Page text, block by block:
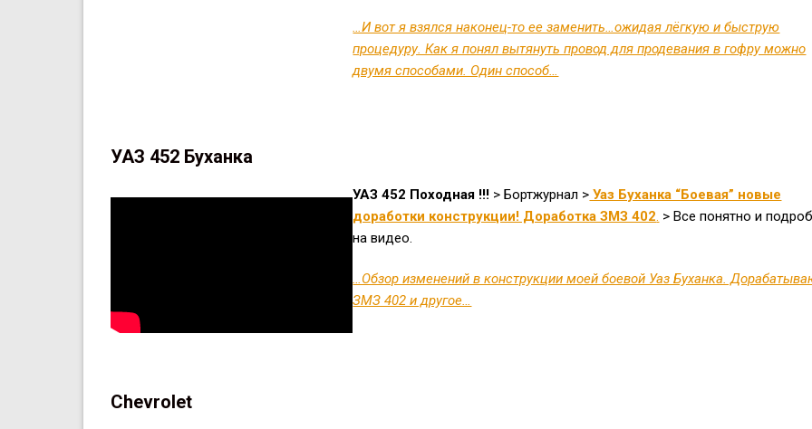
…И вот я взялся наконец-то ее заменить…ожидая лёгкую и быструю
процедуру. Как я понял вытянуть провод для продевания в гофру можно
двумя способами. Один способ…
УАЗ 452 Буханка
УАЗ 452 Походная !!! > Бортжурнал > Уаз Буханка “Боевая” новые
доработки конструкции! Доработка ЗМЗ 402. > Все понятно и
на видео.
…Обзор изменений в конструкции моей боевой Уаз Буханка.
ЗМЗ 402 и другое…
Chevrolet